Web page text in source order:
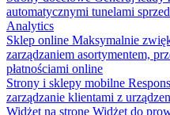
automatycznymi tunelami
Analytics
Sklep online Maksymalnie
zarządzaniem asortymentem,
płatnościami online
Strony i sklepy mobilne
zarządzanie klientami z
Widżet na stronę Widżet do